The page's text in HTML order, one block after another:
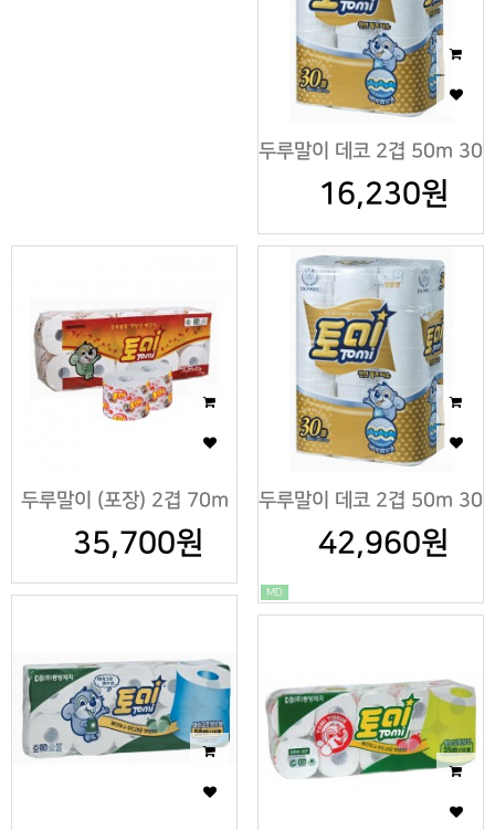
두루말이 데코 2겹 50m 30
롤
16,230원
두루말이 (포장) 2겹 70m
X 5팩
35,700원
두루말이 데코 2겹 50m 30
롤 X3팩
42,960원
MD